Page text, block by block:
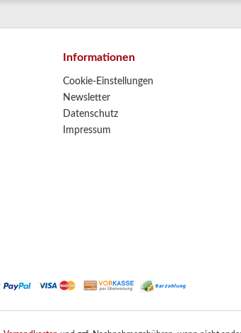
Informationen
Cookie-Einstellungen
Newsletter
Datenschutz
Impressum